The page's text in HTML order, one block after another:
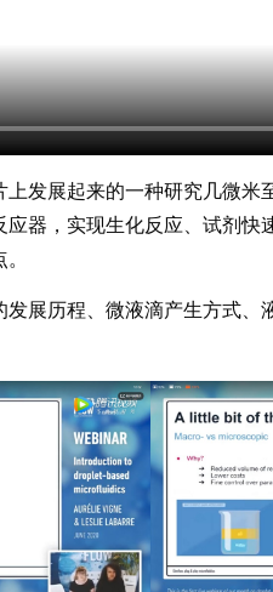
发展起来的一种研究几微米
器，实现生化反应、试剂快
展历程、微液滴产生方式、